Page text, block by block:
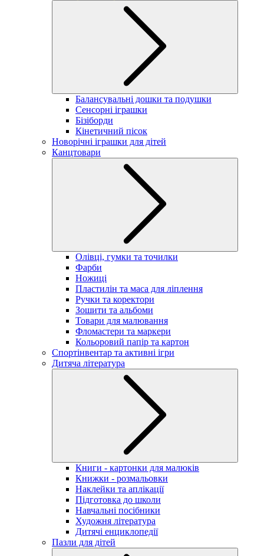
Балансувальні дошки та подушки
Сенсорні іграшки
Бізіборди
Кінетичний пісок
Новорічні іграшки для дітей
Канцтовари
Олівці, гумки та точилки
Фарби
Ножиці
Пластилін та маса для ліплення
Ручки та коректори
Зошити та альбоми
Товари для малювання
Фломастери та маркери
Кольоровий папір та картон
Спортінвентар та активні ігри
Дитяча література
Книги - картонки для малюків
Книжки - розмальовки
Наклейки та аплікації
Підготовка до школи
Навчальні посібники
Художня література
Дитячі енциклопедії
Пазли для дітей